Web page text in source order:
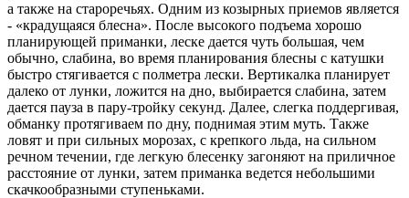
а также на староречьях. Одним из козырных приемов является
- «крадущаяся блесна». После высокого подъема хорошо
планирующей приманки, леске дается чуть большая, чем
обычно, слабина, во время планирования блесны с катушки
быстро стягивается с полметра лески. Вертикалка планирует
далеко от лунки, ложится на дно, выбирается слабина, затем
дается пауза в пару-тройку секунд. Далее, слегка поддергивая,
обманку протягиваем по дну, поднимая этим муть. Также
ловят и при сильных морозах, с крепкого льда, на сильном
речном течении, где легкую блесенку загоняют на приличное
расстояние от лунки, затем приманка ведется небольшими
скачкообразными ступеньками.